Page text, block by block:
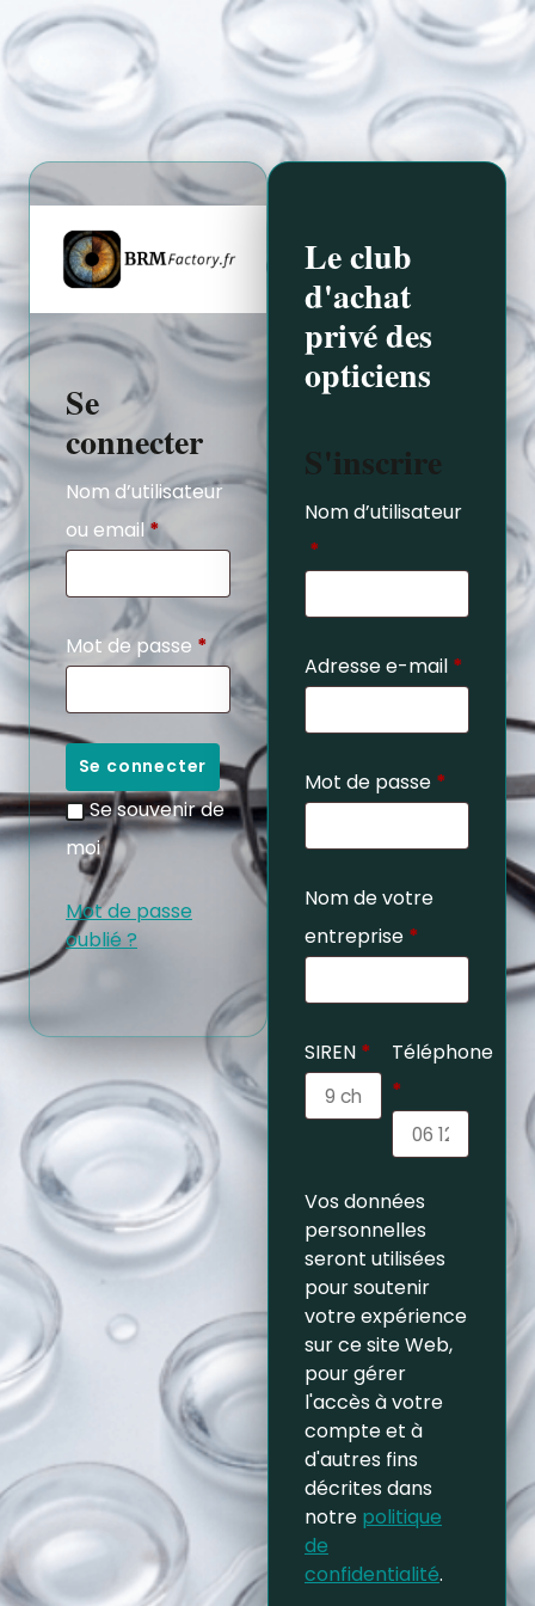
Se
connecter
Nom d’utilisateur
ou email*
Mot de passe *
Se connecter
Se souvenir de
moi
Mot de passe
oublié ?
Le club
d'achat
privé des
opticiens
S'inscrire
Nom d’utilisateur
*
Adresse e-mail *
Mot de passe *
Nom de votre
entreprise *
SIREN *
Téléphone
*
Vos données
personnelles
seront utilisées
pour soutenir
votre expérience
sur ce site Web,
pour gérer
l'accès à votre
compte et à
d'autres fins
décrites dans
notre politique
de
confidentialité.